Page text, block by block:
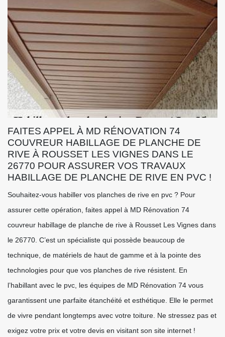
FAITES APPEL À MD RÉNOVATION 74
COUVREUR HABILLAGE DE PLANCHE DE
RIVE À ROUSSET LES VIGNES DANS LE
26770 POUR ASSURER VOS TRAVAUX
HABILLAGE DE PLANCHE DE RIVE EN PVC !
Souhaitez-vous habiller vos planches de rive en pvc ? Pour
assurer cette opération, faites appel à MD Rénovation 74
couvreur habillage de planche de rive à Rousset Les Vignes dans
le 26770. C’est un spécialiste qui possède beaucoup de
technique, de matériels de haut de gamme et à la pointe des
technologies pour que vos planches de rive résistent. En
l’habillant avec le pvc, les équipes de MD Rénovation 74 vous
garantissent une parfaite étanchéité et esthétique. Elle le permet
de vivre pendant longtemps avec votre toiture. Ne stressez pas et
exigez votre prix et votre devis en visitant son site internet !